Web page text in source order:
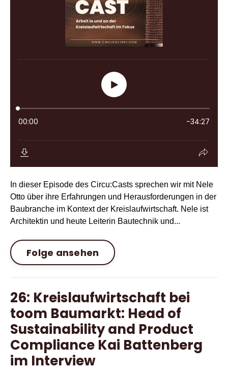
In dieser Episode des Circu:Casts sprechen wir mit Nele
Otto über ihre Erfahrungen und Herausforderungen in der
Baubranche im Kontext der Kreislaufwirtschaft. Nele ist
Architektin und heute Leiterin Bautechnik und...
Folge ansehen
26: Kreislaufwirtschaft bei
toom Baumarkt: Head of
Sustainability and Product
Compliance Kai Battenberg
im Interview